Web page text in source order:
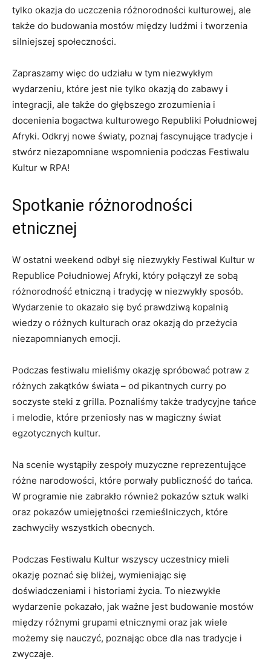
‌tylko okazja‌ do uczczenia różnorodności kulturowej, ale⁣
także do budowania mostów między‌ ludźmi i tworzenia⁢
silniejszej społeczności.
Zapraszamy więc do‍ udziału w tym niezwykłym
wydarzeniu,⁤ które⁤ jest ​nie tylko ‌okazją‌ do zabawy i
integracji,⁤ ale także do ⁢głębszego ⁤zrozumienia i⁤
docenienia bogactwa kulturowego⁤ Republiki Południowej
Afryki. Odkryj nowe‌ światy, poznaj fascynujące⁢ tradycje i⁣
stwórz ⁤niezapomniane wspomnienia ‍podczas Festiwalu
Kultur w RPA!
Spotkanie ⁢różnorodności
etnicznej
W ​ostatni weekend odbył się niezwykły Festiwal Kultur w
Republice Południowej Afryki, który połączył ze sobą
⁣różnorodność etniczną i tradycję w ⁢niezwykły⁤ sposób.
Wydarzenie ‌to okazało się​ być prawdziwą ⁢kopalnią
wiedzy o ‍różnych kulturach ‌oraz okazją ⁢do przeżycia⁢
niezapomnianych emocji.
Podczas festiwalu mieliśmy okazję spróbować potraw‍ z
różnych zakątków świata – ‌od pikantnych curry po⁢
soczyste steki z grilla. Poznaliśmy ​także tradycyjne tańce⁣
i melodie,⁢ które przeniosły nas w magiczny świat
egzotycznych⁢ kultur.
Na scenie wystąpiły zespoły‍ muzyczne reprezentujące
‍różne​ narodowości, które porwały​ publiczność do ⁤tańca.
W programie‌ nie zabrakło również ⁤pokazów sztuk walki
⁣oraz pokazów​ umiejętności‌ rzemieślniczych, które
zachwyciły ​wszystkich obecnych.
Podczas Festiwalu ⁤Kultur wszyscy⁣ uczestnicy‌ mieli
okazję‌ poznać się bliżej, ⁣wymieniając się
doświadczeniami ⁤i historiami życia. To niezwykłe
wydarzenie pokazało, jak ważne jest budowanie mostów
między ‌różnymi grupami etnicznymi ⁤oraz​ jak wiele ​
możemy ⁤się nauczyć,⁤ poznając obce dla nas tradycje⁣ i
zwyczaje.